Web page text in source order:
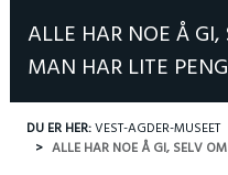
ALLE HAR NOE Å
MAN HAR LITE
DU ER HER:VEST-AGDER-MUSEET
ALLE HAR NOE Å GI, SELV